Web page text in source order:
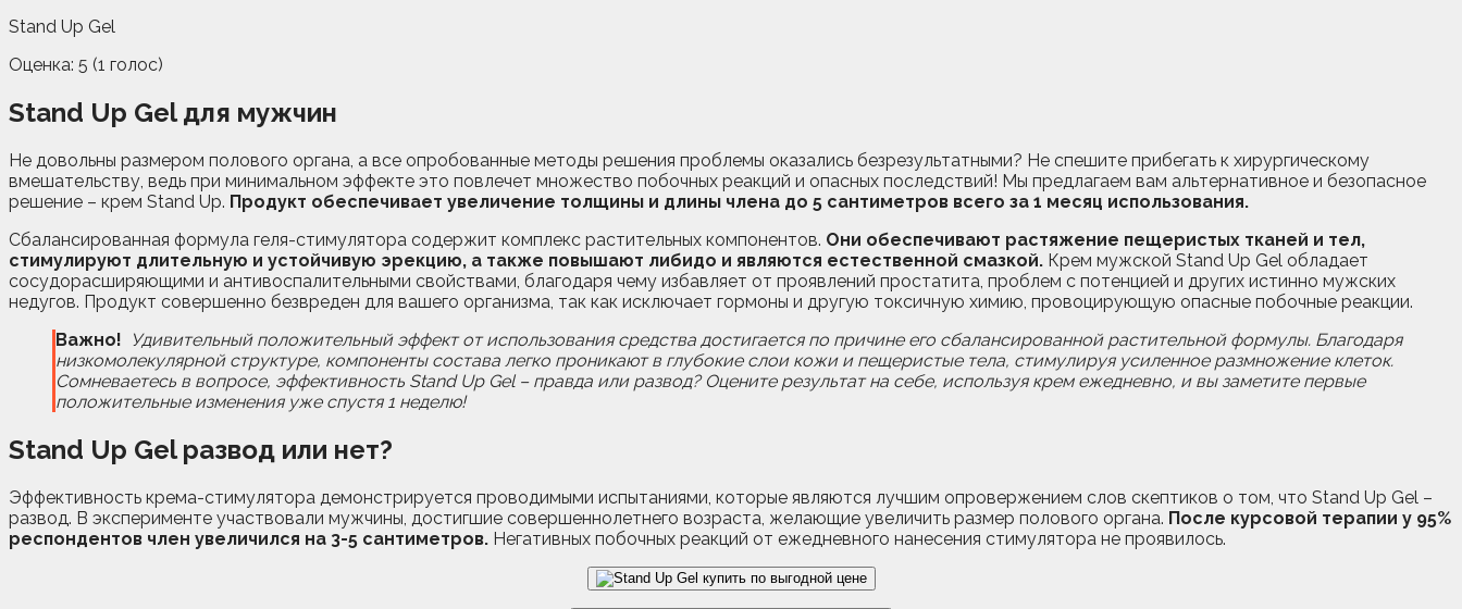
Stand Up Gel
Оценка: 5 (1 голос)
Stand Up Gel для мужчин
Не довольны размером полового органа, а все опробованные методы решения проблемы оказались безрезультатными? Не спешите прибегать к хирургическому
вмешательству, ведь при минимальном эффекте это повлечет множество побочных реакций и опасных последствий! Мы предлагаем вам альтернативное и безопасное
решение – крем Stand Up. Продукт обеспечивает увеличение толщины и длины члена до 5 сантиметров всего за 1 месяц использования.
Сбалансированная формула геля-стимулятора содержит комплекс растительных компонентов. Они обеспечивают растяжение пещеристых тканей и тел,
стимулируют длительную и устойчивую эрекцию, а также повышают либидо и являются естественной смазкой. Крем мужской Stand Up Gel обладает
сосудорасширяющими и антивоспалительными свойствами, благодаря чему избавляет от проявлений простатита, проблем с потенцией и других истинно мужских
недугов. Продукт совершенно безвреден для вашего организма, так как исключает гормоны и другую токсичную химию, провоцирующую опасные побочные реакции.
Важно! Удивительный положительный эффект от использования средства достигается по причине его сбалансированной растительной формулы. Благодаря
низкомолекулярной структуре, компоненты состава легко проникают в глубокие слои кожи и пещеристые тела, стимулируя усиленное размножение клеток.
Сомневаетесь в вопросе, эффективность Stand Up Gel – правда или развод? Оцените результат на себе, используя крем ежедневно, и вы заметите первые
положительные изменения уже спустя 1 неделю!
Stand Up Gel развод или нет?
Эффективность крема-стимулятора демонстрируется проводимыми испытаниями, которые являются лучшим опровержением слов скептиков о том, что Stand Up Gel –
развод. В эксперименте участвовали мужчины, достигшие совершеннолетнего возраста, желающие увеличить размер полового органа. После курсовой терапии у 95%
респондентов член увеличился на 3-5 сантиметров. Негативных побочных реакций от ежедневного нанесения стимулятора не проявилось.